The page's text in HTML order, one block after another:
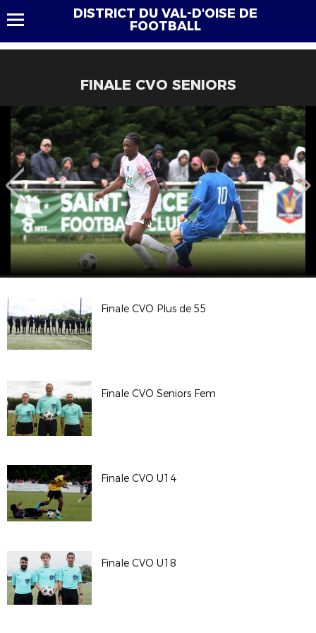
DISTRICT DU VAL-D'OISE DE
FOOTBALL
FINALE CVO SENIORS
Finale CVO Plus de 55
Finale CVO Seniors Fem
Finale CVO U14
Finale CVO U18